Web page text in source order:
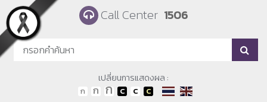
Skip to main content Call Center 1506
เปลี่ยนการแสดงผล :